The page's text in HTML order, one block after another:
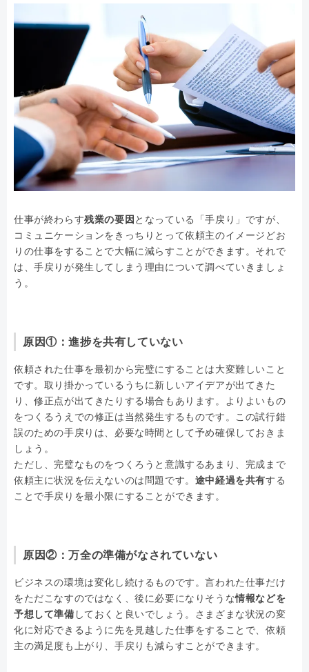
仕事が終わらす残業の要因 となっている「手戻り」ですが、
コミュニケーションをきっちりとって依頼主のイメージどお
りの仕事をすることで大幅に減らすことができます。それで
は、手戻りが発生してしまう理由について調べていきましょ
う。
原因①：進捗を共有していない
依頼された仕事を最初から完璧にすることは大変難しいこと
です。取り掛かっているうちに新しいアイデアが出てきた
り、修正点が出てきたりする場合もあります。よりよいもの
をつくるうえでの修正は当然発生するものです。この試行錯
誤のための手戻りは、必要な時間として予め確保しておきま
しょう。
ただし、完璧なものをつくろうと意識するあまり、完成まで
依頼主に状況を伝えないのは問題です。 途中経過を共有する
ことで手戻りを最小限にすることができます。
原因②：万全の準備がなされていない
ビジネスの環境は変化し続けるものです。言われた仕事だけ
をただこなすのではなく、後に必要になりそうな情報などを
予想して準備 しておくと良いでしょう。さまざまな状況の変
化に対応できるように先を見越した仕事をすることで、依頼
主の満足度も上がり、手戻りも減らすことができます。